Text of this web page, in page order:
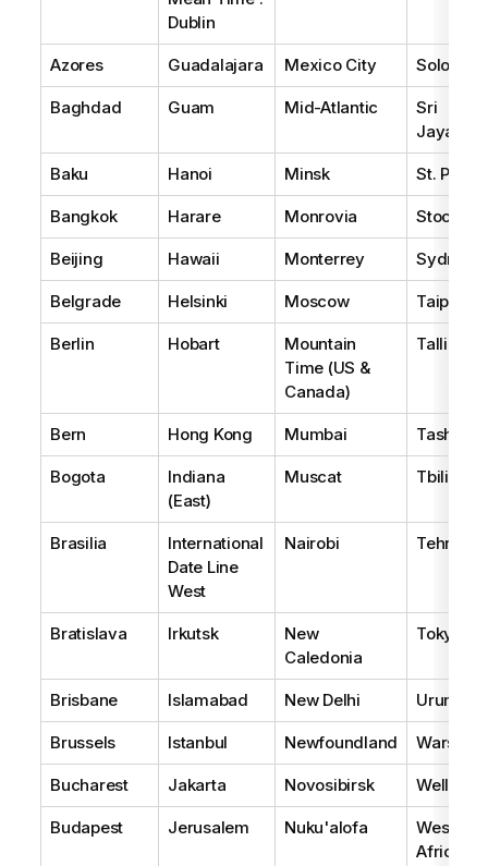
Dublin
Azores Guadalajara Mexico City Solomon
Baghdad Guam Mid-Atlantic
Sri
Baku Hanoi Minsk St.
Bangkok Harare Monrovia
Beijing Hawaii Monterrey Sydney
Belgrade Helsinki Moscow Taipei
Berlin Hobart
Mountain
Time (US &
Canada)
Tallinn
Bern Hong Kong Mumbai Tashkent
Bogota
Indiana
(East)
Muscat Tbilisi
Brasilia
International
Date Line
West
Nairobi Tehran
Bratislava Irkutsk
New
Caledonia
Tokyo
Brisbane Islamabad New Delhi Urumqi
Brussels Istanbul Newfoundland Warsaw
Bucharest Jakarta Novosibirsk
Budapest Jerusalem Nuku'alofa
West
Africa